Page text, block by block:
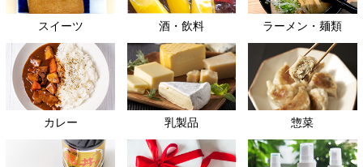
スイーツ 酒・飲料 ラーメン・麺類
カレー 乳製品 惣菜